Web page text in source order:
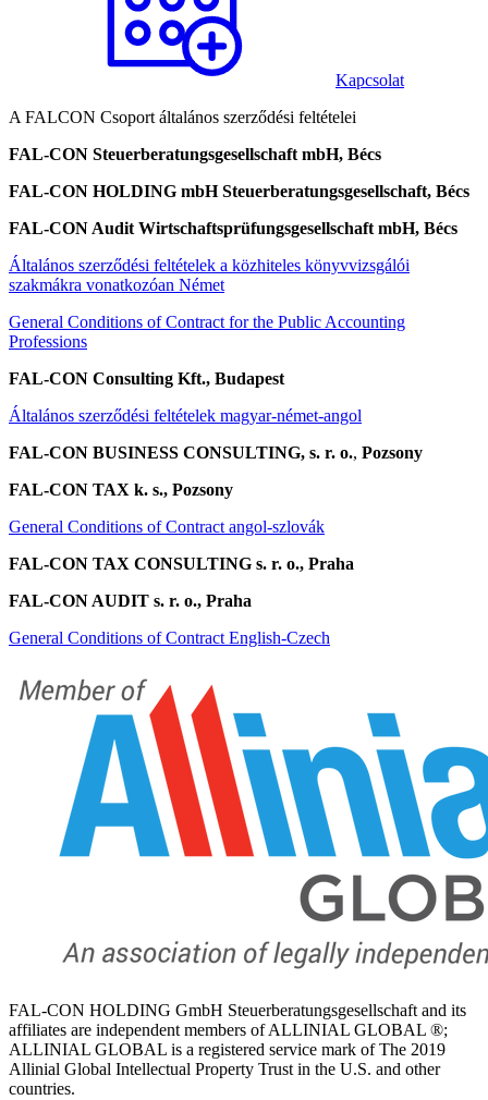
Kapcsolat
A FALCON Csoport általános szerződési feltételei
FAL-CON Steuerberatungsgesellschaft mbH, Bécs
FAL-CON HOLDING mbH Steuerberatungsgesellschaft, Bécs
FAL-CON Audit Wirtschaftsprüfungsgesellschaft mbH, Bécs
Általános szerződési feltételek a közhiteles könyvvizsgálói
szakmákra vonatkozóan Német
General Conditions of Contract for the Public Accounting
Professions
FAL-CON Consulting Kft., Budapest
Általános szerződési feltételek magyar-német-angol
FAL-CON BUSINESS CONSULTING, s. r. o., Pozsony
FAL-CON TAX k. s., Pozsony
General Conditions of Contract angol-szlovák
FAL-CON TAX CONSULTING s. r. o., Praha
FAL-CON AUDIT s. r. o., Praha
General Conditions of Contract English-Czech
FAL-CON HOLDING GmbH Steuerberatungsgesellschaft and its
affiliates are independent members of ALLINIAL GLOBAL ®;
ALLINIAL GLOBAL is a registered service mark of The 2019
Allinial Global Intellectual Property Trust in the U.S. and other
countries.